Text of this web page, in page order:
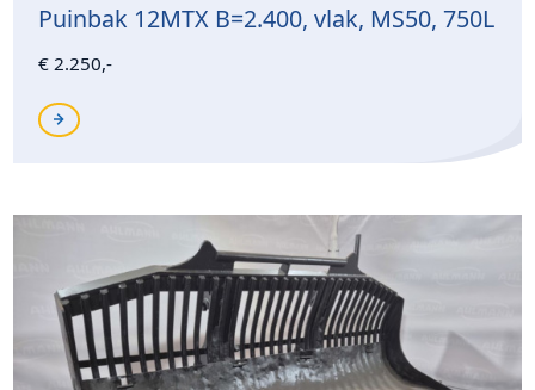
Puinbak 12MTX B=2.400, vlak, MS50, 750L
€ 2.250,-